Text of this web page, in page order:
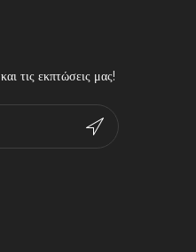
τις εκπτώσεις μας!